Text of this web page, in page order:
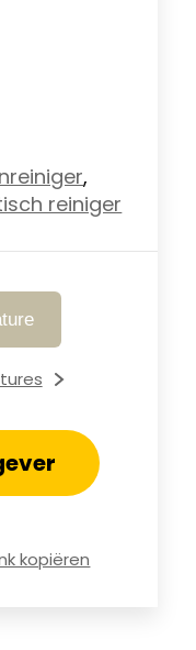
,
reiniger
kopiëren